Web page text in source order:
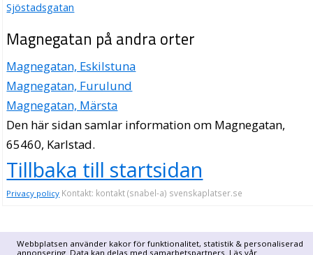
Webbplatsen använder kakor för funktionalitet, statistik & personaliserad
annonsering. Data kan delas med samarbetspartners. Läs vår
Sjöstadsgatan
Magnegatan på andra orter
Magnegatan, Eskilstuna
Magnegatan, Furulund
Magnegatan, Märsta
Den här sidan samlar information om Magnegatan,
65460, Karlstad.
Tillbaka till startsidan
Privacy policy Kontakt: kontakt (snabel-a) svenskaplatser.se